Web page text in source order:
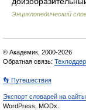
Энциклопедический
© Академик, 2000-2026
Обратная связь:
👣 Путешествия
Экспорт словарей на сайты
WordPress, MODx.